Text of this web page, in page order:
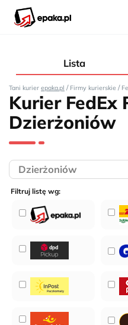
Lista
Tani kurier epaka.pl / Firmy kurierskie /
Kurier FedEx
Dzierżoniów
Filtruj listę wg: